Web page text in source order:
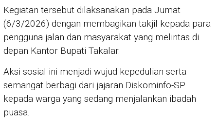
Kegiatan tersebut dilaksanakan pada Jumat
(6/3/2026) dengan membagikan takjil kepada para
pengguna jalan dan masyarakat yang melintas di
depan Kantor Bupati Takalar.
Aksi sosial ini menjadi wujud kepedulian serta
semangat berbagi dari jajaran Diskominfo-SP
kepada warga yang sedang menjalankan ibadah
puasa.